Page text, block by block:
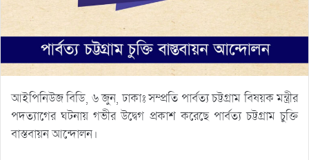
আইপিনিউজ বিডি, ৬ জুন, ঢাকাঃ সম্প্রতি পার্বত্য চট্টগ্রাম বিষয়ক মন্ত্রীর
পদত্যাগের ঘটনায় গভীর উদ্বেগ প্রকাশ করেছে পার্বত্য চট্টগ্রাম চুক্তি
বাস্তবায়ন আন্দোলন।